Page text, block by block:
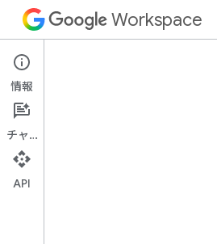
Workspace
Google Keep
概要
情報
チャット
API